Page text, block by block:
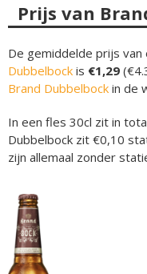
Prijs van
De gemiddelde prijs
Dubbelbock is €1,29
Brand Dubbelbock in de
In een fles 30cl zit in
Dubbelbock zit €0,10
zijn allemaal zonder